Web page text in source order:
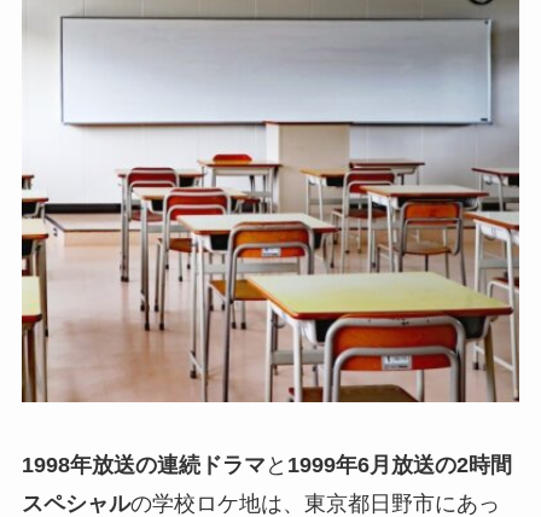
1998年放送の連続ドラマ と 1999年6月放送の2時間
スペシャルの学校ロケ地は、東京都日野市にあっ